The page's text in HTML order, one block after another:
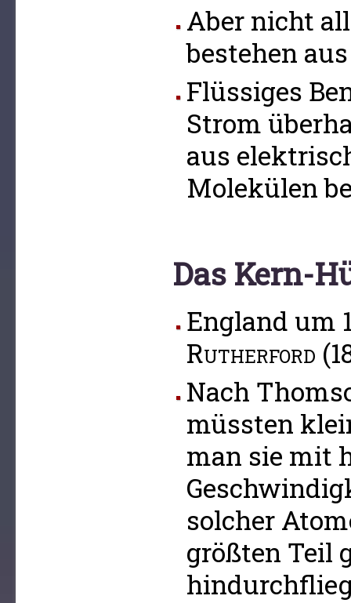
Aber nicht
bestehen
Flüssiges
Strom
aus
Molekülen
Das Kern-
England um
Rutherford
Nach
müssten
man sie mit
solcher
größten Teil